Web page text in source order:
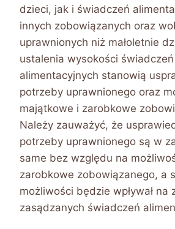
dzieci, jak i świadczeń
innych zobowiązanych oraz
uprawnionych niż małoletnie
ustalenia wysokości świadczeń
alimentacyjnych stanowią
potrzeby uprawnionego oraz
majątkowe i zarobkowe
Należy zauważyć, że
potrzeby uprawnionego są w
same bez względu na
zarobkowe zobowiązanego, a
możliwości będzie wpływał na
zasądzanych świadczeń